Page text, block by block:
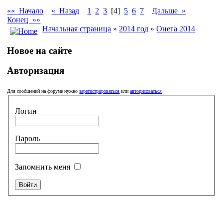
«« Начало « Назад 1 2 3 [4] 5 6 7
Дальше »
Конец »»
Начальная страница » 2014 год »Онега 2014
Новое на сайте
Авторизация
Для сообщений на форуме нужнозарегистрироваться илиавторизоваться
Логин
Пароль
Запомнить меня